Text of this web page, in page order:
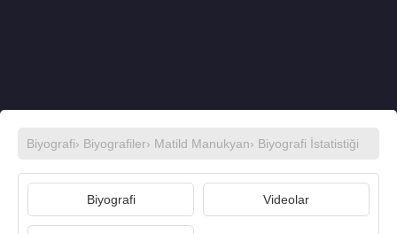
Biyografi› Biyografiler› Matild Manukyan› Biyografi İstatistiği
Biyografi Videolar